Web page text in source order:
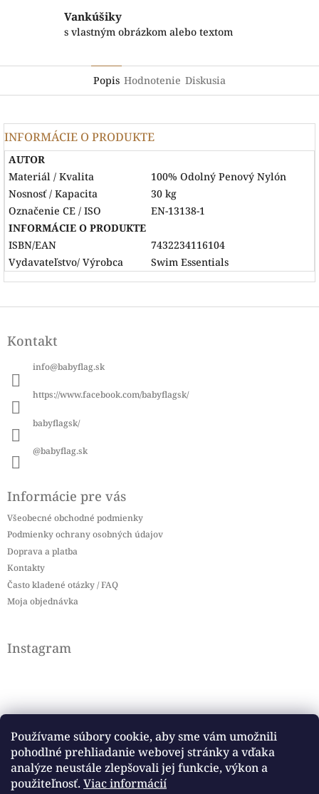
Používame súbory cookie, aby sme vám umožnili
pohodlné prehliadanie webovej stránky a vďaka
analýze neustále zlepšovali jej funkcie, výkon a
použiteľnosť. Viac informácií
Vankúšiky
s vlastným obrázkom alebo textom
Popis Hodnotenie Diskusia
INFORMÁCIE O PRODUKTE
AUTOR
Materiál / Kvalita
100% Odolný Penový Nylón
Nosnosť / Kapacita
30 kg
Označenie CE / ISO
EN-13138-1
INFORMÁCIE O PRODUKTE
ISBN/EAN
7432234116104
Vydavateľstvo/ Výrobca
Swim Essentials
Z
pKontakt
info@babyflag.sk
https://www.facebook.com/babyflagsk/
babyflagsk/
@babyflag.sk
Informácie pre vás
Všeobecné obchodné podmienky
Podmienky ochrany osobných údajov
Doprava a platba
Kontakty
Často kladené otázky / FAQ
Moja objednávka
Instagram
Sledovať na Instagrame